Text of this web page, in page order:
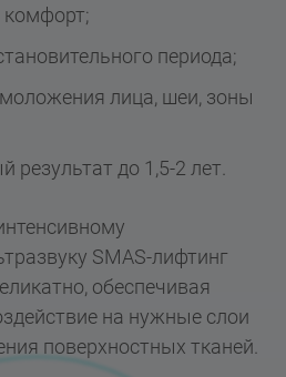
комфорт;
периода;
лица, шеи, зоны
результат до 1,5-2 лет.
SMAS-лифтинг
обеспечивая
на нужные слои
поверхностных тканей.